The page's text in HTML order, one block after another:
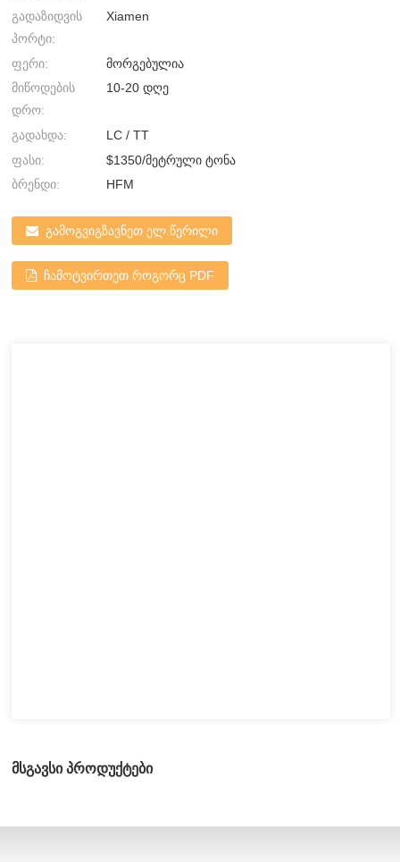
გადაზიდვის
პორტი:
Xiamen
ფერი:
მორგებულია
მიწოდების
დრო:
10-20 დღე
გადახდა:
LC / TT
ფასი:
$1350/მეტრული ტონა
ბრენდი:
HFM
გამოგვიგზავნეთ ელ.წერილი
ჩამოტვირთეთ როგორც PDF
მსგავსი პროდუქტები